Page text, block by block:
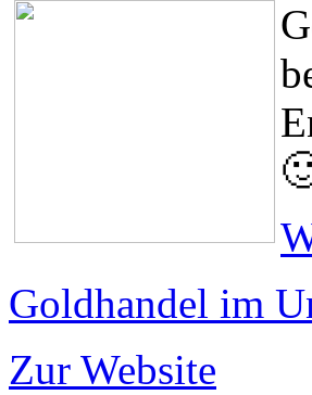
Goldhandel im
Zur Website